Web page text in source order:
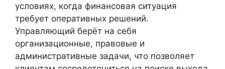
условиях, когда финансовая ситуация
требует оперативных решений.
Управляющий берёт на себя
организационные, правовые и
административные задачи, что позволяет